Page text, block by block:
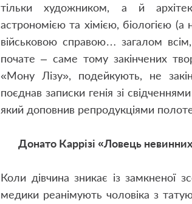
тільки художником, а й
астрономією та хімією, біологією (а
військовою справою… загалом
почате – саме тому закінчених
«Мону Лізу», подейкують, не
поєднав записки генія зі
який доповнив репродукціями
Донато Каррізі «Ловець
Коли дівчина зникає із замкненої
медики реанімують чоловіка з